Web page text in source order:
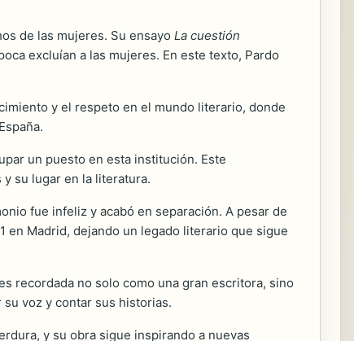
de las mujeres. Su ensayo La cuestión
excluían a las mujeres. En este texto, Pardo
y el respeto en el mundo literario, donde
un puesto en esta institución. Este
su lugar en la literatura.
fue infeliz y acabó en separación. A pesar de
en Madrid, dejando un legado literario que sigue
recordada no solo como una gran escritora, sino
voz y contar sus historias.
y su obra sigue inspirando a nuevas